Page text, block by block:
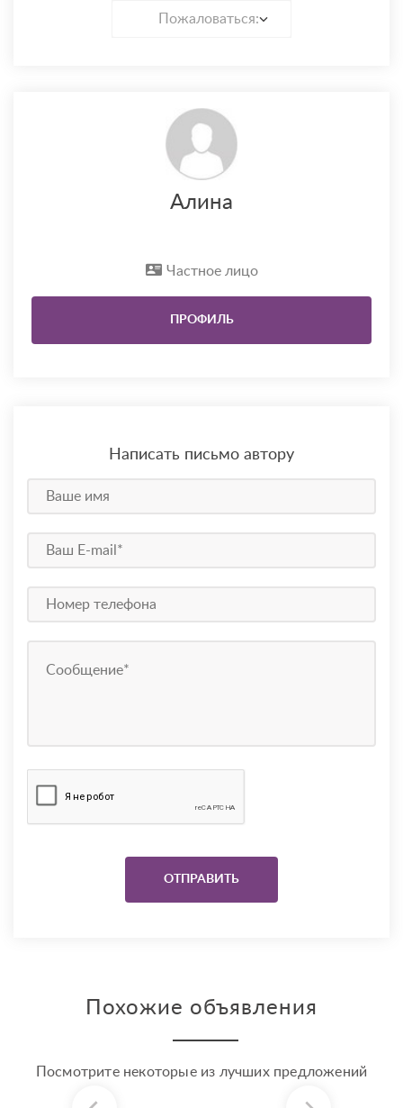
Пожаловаться:
Алина
Частное лицо
ПРОФИЛЬ
Написать письмо автору
Похожие объявления
Посмотрите некоторые из лучших предложений